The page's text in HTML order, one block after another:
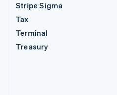
Stripe Sigma
Tax
Terminal
Treasury